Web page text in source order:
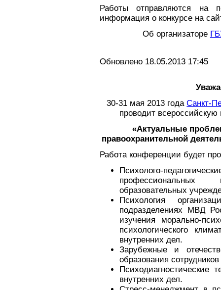
Работы отправляются на
информация о конкурсе на
Об организаторе
Обновлено 18.05.2013 17:45
30-31 мая 2013 годаСанкт-
проводит
«Актуальные
правоохранительной
Работа конференции будет
Психолого-
образовательных
Психология
подразделениях МВД
изучения морально-
психологического
внутренних дел.
Зарубежные и
образования
Психодиагностические
внутренних дел.